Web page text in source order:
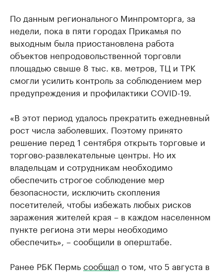
По данным регионального Минпромторга, за
недели, пока в пяти городах Прикамья по
выходным была приостановлена работа
объектов непродовольственной торговли
площадью свыше 8 тыс. кв. метров, ТЦ и ТРК
смогли усилить контроль за соблюдением мер
предупреждения и профилактики COVID-19.
«В этот период удалось прекратить ежедневный
рост числа заболевших. Поэтому принято
решение перед 1 сентября открыть торговые и
торгово-развлекательные центры. Но их
владельцам и сотрудникам необходимо
обеспечить строгое соблюдение мер
безопасности, исключить скопления
посетителей, чтобы избежать любых рисков
заражения жителей края – в каждом населенном
пункте региона эти меры необходимо
обеспечить», – сообщили в оперштабе.
Ранее РБК Пермьсообщал о том, что 5 августа в